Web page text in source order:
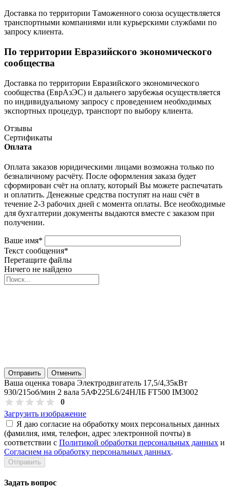
Доставка по территории Таможенного союза осуществляется
транспортными компаниями или курьерскими службами по
запросу клиента.
По территории Евразийского экономического
сообщества
Доставка по территории Евразийского экономического
сообщества (ЕврАзЭС) и дальнего зарубежья осуществляется
по индивидуальному запросу с проведением необходимых
экспортных процедур, транспорт по выбору клиента.
Отзывы
Сертификаты
Оплата
Оплата заказов юридическими лицами возможна только по
безналичному расчёту. После оформления заказа будет
сформирован счёт на оплату, который Вы можете распечатать
и оплатить. Денежные средства поступят на наш счёт в
течение 2-3 рабочих дней с момента оплаты. Все необходимые
для бухгалтерии документы выдаются вместе с заказом при
получении.
Ваше имя*
Текст сообщения*
Перетащите файлы
Ничего не найдено
Отправить Отменить
Ваша оценка товара Электродвигатель 17,5/4,35кВт
930/215об/мин 2 вала 5АФ225L6/24НЛБ FT500 IM3002
0
Загрузить изображение
Я даю согласие на обработку моих персональных данных
(фамилия, имя, телефон, адрес электронной почты) в
соответствии с Политикой обработки персональных данных и
Согласием на обработку персональных данных.
Задать вопрос